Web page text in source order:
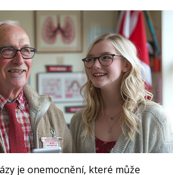
je onemocnění, které může